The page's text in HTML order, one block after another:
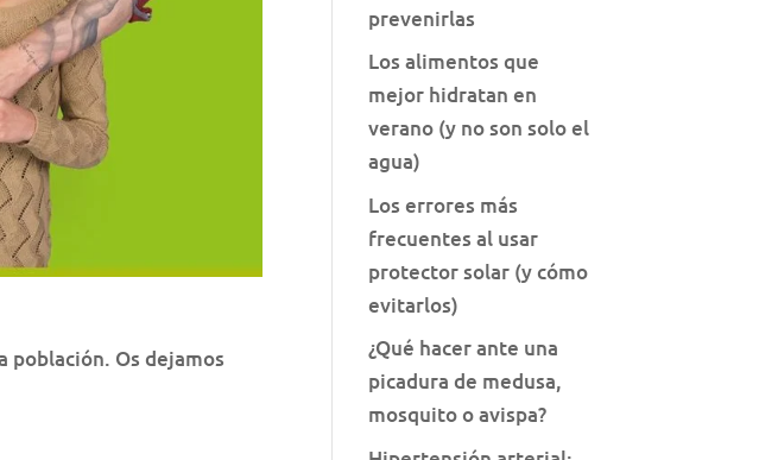
población. Os dejamos
prevenirlas
Los alimentos que
mejor hidratan en
verano (y no son solo el
agua)
Los errores más
frecuentes al usar
protector solar (y cómo
evitarlos)
¿Qué hacer ante una
picadura de medusa,
mosquito o avispa?